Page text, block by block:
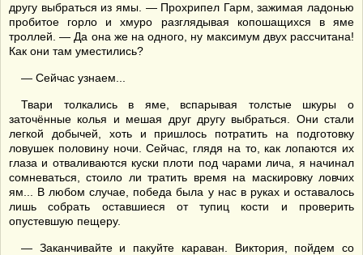
другу выбраться из ямы. — Прохрипел Гарм, зажимая ладонью
пробитое горло и хмуро разглядывая копошащихся в яме
троллей. — Да она же на одного, ну максимум двух рассчитана!
Как они там уместились?
— Сейчас узнаем...
Твари толкались в яме, вспарывая толстые шкуры о
заточённые колья и мешая друг другу выбраться. Они стали
легкой добычей, хоть и пришлось потратить на подготовку
ловушек половину ночи. Сейчас, глядя на то, как лопаются их
глаза и отваливаются куски плоти под чарами лича, я начинал
сомневаться, стоило ли тратить время на маскировку ловчих
ям... В любом случае, победа была у нас в руках и оставалось
лишь собрать оставшиеся от тупиц кости и проверить
опустевшую пещеру.
— Заканчивайте и пакуйте караван. Виктория, пойдем со